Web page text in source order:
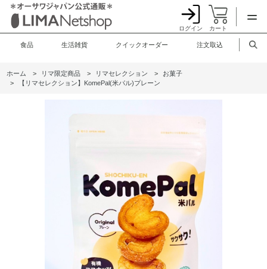
ログイン カート
食品 生活雑貨 クイックオーダー 注文取込
ホーム > リマ限定商品 > リマセレクション >
お菓子
>
【リマセレクション】KomePal(米パル)プレーン